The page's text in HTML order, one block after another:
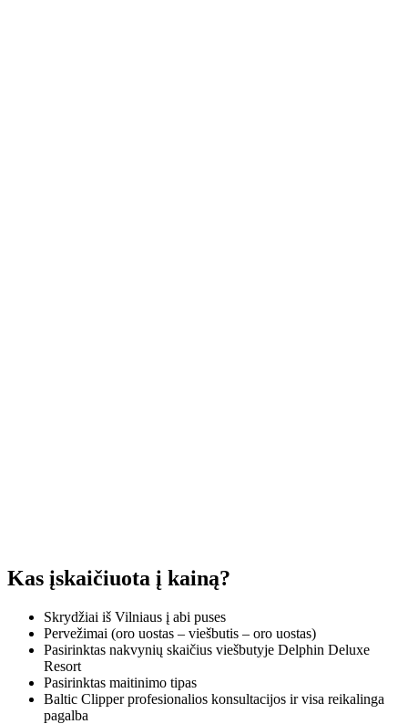
Kas įskaičiuota į kainą?
Skrydžiai iš Vilniaus į abi puses
Pervežimai (oro uostas – viešbutis – oro uostas)
Pasirinktas nakvynių skaičius viešbutyje Delphin Deluxe
Resort
Pasirinktas maitinimo tipas
Baltic Clipper profesionalios konsultacijos ir visa reikalinga
pagalba